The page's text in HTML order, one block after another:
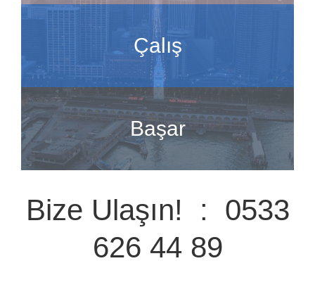
Çalış
Başar
Bize Ulaşın! : 0533
626 44 89